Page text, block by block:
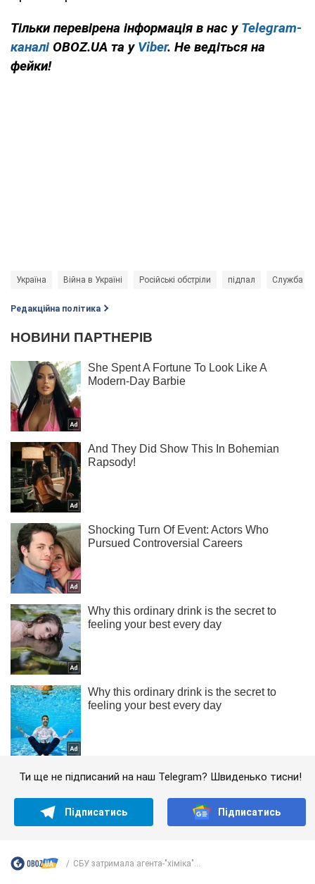
Тільки перевірена інформація в нас у Telegram-
каналі OBOZ.UA та у Viber. Не ведіться на
фейки!
Україна Війна в Україні Російські обстріли підпал Служба
Редакційна політика
Ти ще не підписаний на наш Telegram? Швиденько тисни!
Підписатись Підписатись
СБУ затримала агента-"хіміка"...